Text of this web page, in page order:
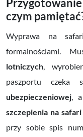
czym
Wyprawa na
formalnościami.
lotniczych ,
paszportu
ubezpieczeniowej ,
szczepienia na safari
przy sobie spis